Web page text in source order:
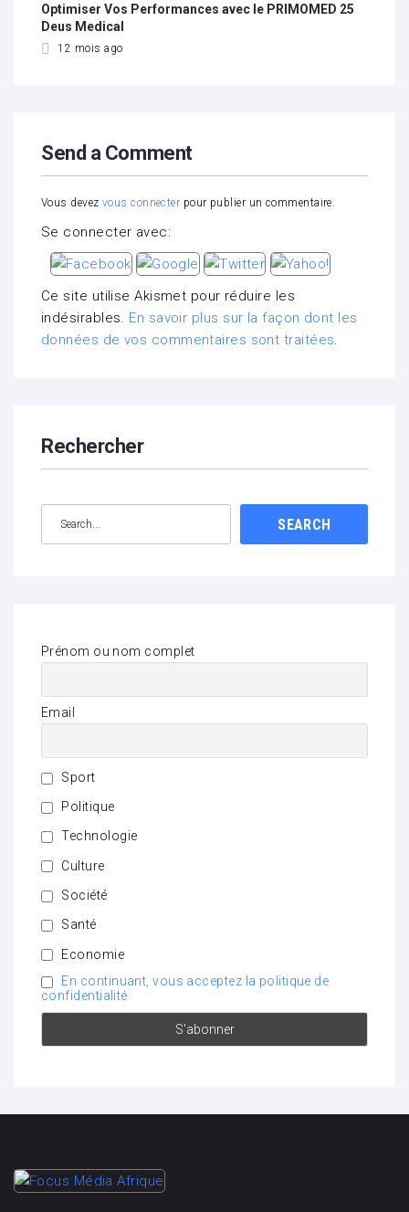
Optimiser Vos Performances avec le PRIMOMED 25
Deus Medical
12 mois ago
Send a Comment
Vous devez vous connecter pour publier un commentaire.
Se connecter avec:
Ce site utilise Akismet pour réduire les
indésirables. En savoir plus sur la façon dont les
données de vos commentaires sont traitées.
Rechercher
SEARCH
Prénom ou nom complet
Email
Sport
Politique
Technologie
Culture
Société
Santé
Economie
En continuant, vous acceptez la politique de
confidentialité